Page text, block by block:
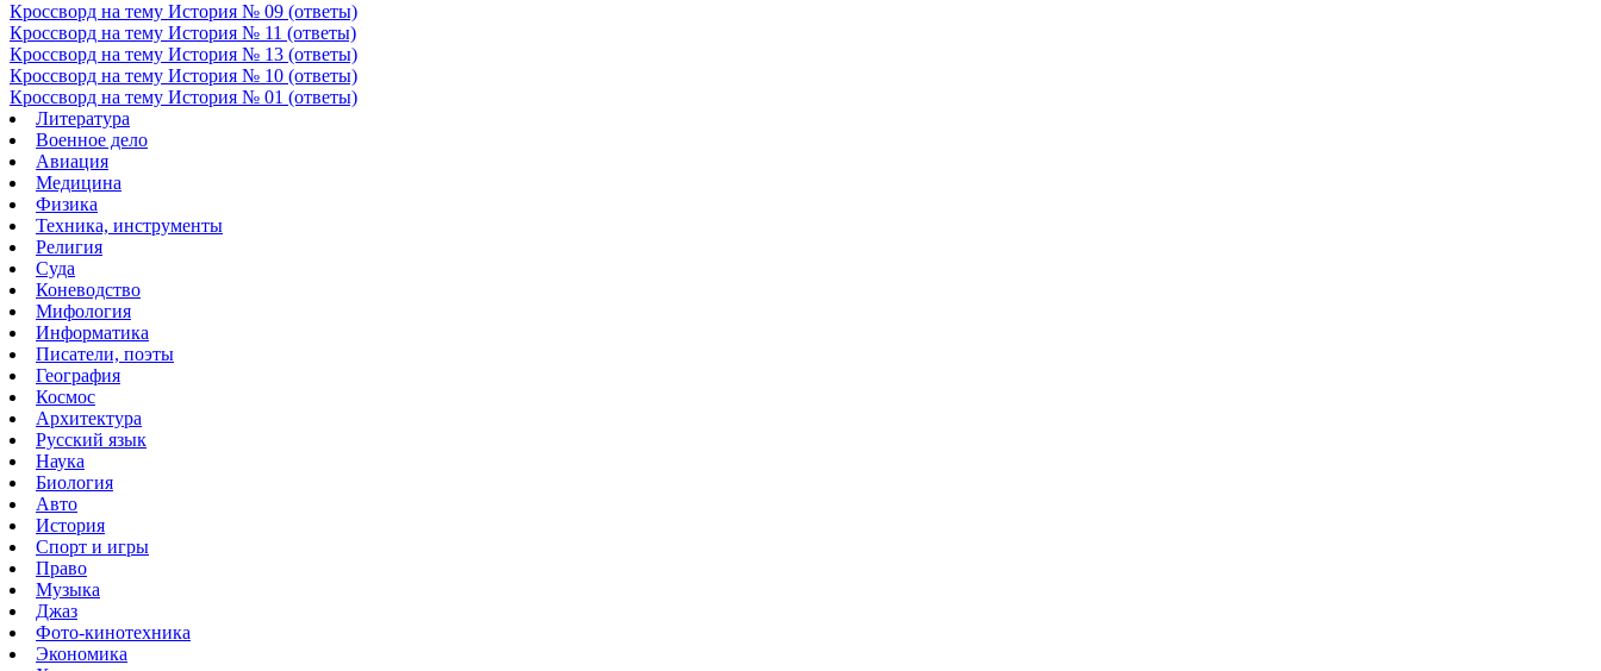
Кроссворд на тему История № 09 (ответы)
Кроссворд на тему История № 11 (ответы)
Кроссворд на тему История № 13 (ответы)
Кроссворд на тему История № 10 (ответы)
Кроссворд на тему История № 01 (ответы)
Литература
Военное дело
Авиация
Медицина
Физика
Техника, инструменты
Религия
Суда
Коневодство
Мифология
Информатика
Писатели, поэты
География
Космос
Архитектура
Русский язык
Наука
Биология
Авто
История
Спорт и игры
Право
Музыка
Джаз
Фото-кинотехника
Экономика